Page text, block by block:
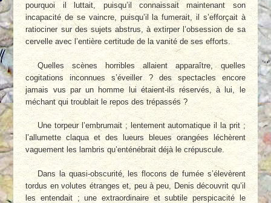
pourquoi il luttait, puisqu’il connaissait maintenant son
incapacité de se vaincre, puisqu’il la fumerait, il s’efforçait à
ratiociner sur des sujets abstrus, à extirper l’obsession de sa
cervelle avec l’entière certitude de la vanité de ses efforts.
Quelles scènes horribles allaient apparaître, quelles
cogitations inconnues s’éveiller ? des spectacles encore
jamais vus par un homme lui étaient-ils réservés, à lui, le
méchant qui troublait le repos des trépassés ?
Une torpeur l’embrumait ; lentement automatique il la prit ;
l’allumette claqua et des lueurs bleues orangées léchèrent
vaguement les lambris qu’enténébrait déjà le crépuscule.
Dans la quasi-obscurité, les flocons de fumée s’élevèrent
tordus en volutes étranges et, peu à peu, Denis découvrit qu’il
les entendait ; une extraordinaire et subtile perspicacité le